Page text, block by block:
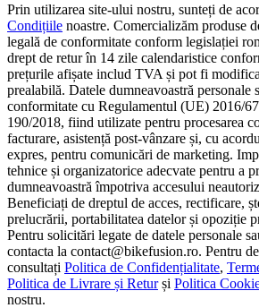
Prin utilizarea site-ului nostru, sunteți de
Condițiile noastre. Comercializăm produse
legală de conformitate conform legislației
drept de retur în 14 zile calendaristice
prețurile afișate includ TVA și pot fi
prealabilă. Datele dumneavoastră personale
conformitate cu Regulamentul (UE) 2016/
190/2018, fiind utilizate pentru procesarea
facturare, asistență post-vânzare și, cu
expres, pentru comunicări de marketing.
tehnice și organizatorice adecvate pentru a
dumneavoastră împotriva accesului
Beneficiați de dreptul de acces, rectificare,
prelucrării, portabilitatea datelor și opoziție
Pentru solicitări legate de datele personale
contacta la contact@bikefusion.ro. Pentru
consultați Politica de Confidențialitate,
Politica de Livrare și Returși Politica
nostru.